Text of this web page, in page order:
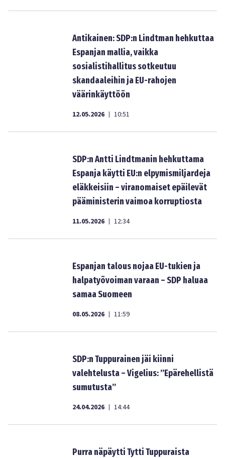
Antikainen: SDP:n Lindtman hehkuttaa
Espanjan mallia, vaikka
sosialistihallitus sotkeutuu
skandaaleihin ja EU-rahojen
väärinkäyttöön
12.05.2026 | 10:51
SDP:n Antti Lindtmanin hehkuttama
Espanja käytti EU:n elpymismiljardeja
eläkkeisiin – viranomaiset epäilevät
pääministerin vaimoa korruptiosta
11.05.2026 | 12:34
Espanjan talous nojaa EU-tukien ja
halpatyövoiman varaan – SDP haluaa
samaa Suomeen
08.05.2026 | 11:59
SDP:n Tuppurainen jäi kiinni
valehtelusta – Vigelius: ”Epärehellistä
sumutusta’’
24.04.2026 | 14:44
Purra näpäytti Tytti Tuppuraista